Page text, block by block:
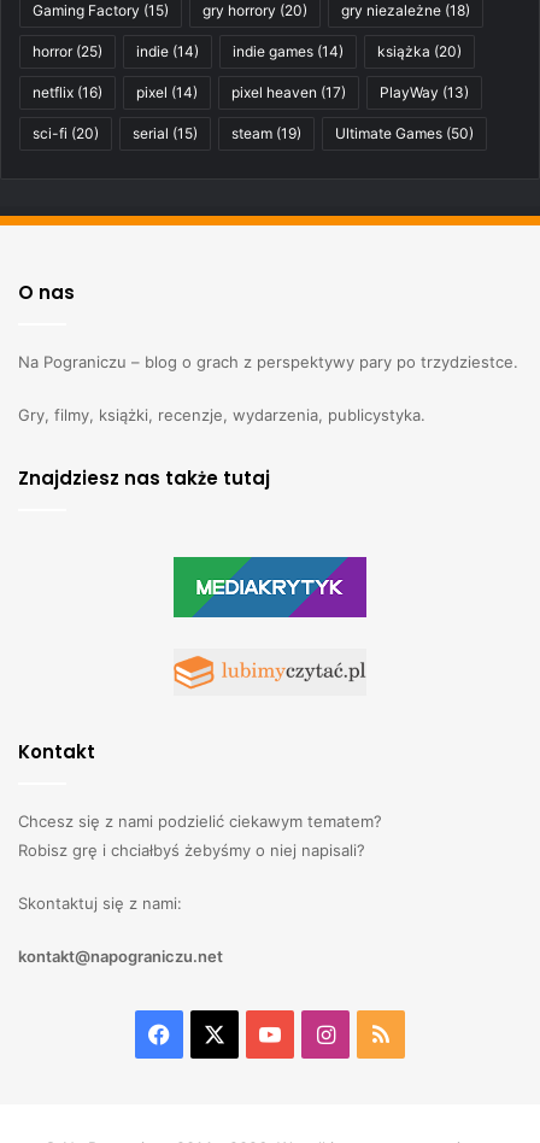
Gaming Factory (15) gry horrory (20) gry niezależne (18)
horror(25) indie (14) indie games (14) książka (20)
netflix (16) pixel (14) pixel heaven (17) PlayWay (13)
sci-fi (20) serial (15) steam (19) Ultimate Games (50)
O nas
Na Pograniczu – blog o grach z perspektywy pary po trzydziestce.
Gry, filmy, książki, recenzje, wydarzenia, publicystyka.
Znajdziesz nas także tutaj
Kontakt
Chcesz się z nami podzielić ciekawym tematem?
Robisz grę i chciałbyś żebyśmy o niej napisali?
Skontaktuj się z nami:
kontakt@napograniczu.net
Facebook YouTubeInstagram